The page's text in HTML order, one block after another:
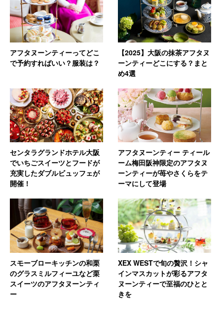
アフタヌーンティーってどこ
で予約すればいい？服装は？
【2025】大阪の抹茶アフタヌ
ーンティーどこにする？まと
め4選
センタラグランドホテル大阪
でいちごスイーツとフードが
充実したダブルビュッフェが
開催！
アフタヌーンティー ティール
ーム梅田阪神限定のアフタヌ
ーンティーが苺やさくらをテ
ーマにして登場
スモーブローキッチンの和栗
のグラスミルフィーユなど栗
スイーツのアフタヌーンティ
ー
XEX WESTで旬の贅沢！シャ
インマスカットが彩るアフタ
ヌーンティーで至福のひとと
きを